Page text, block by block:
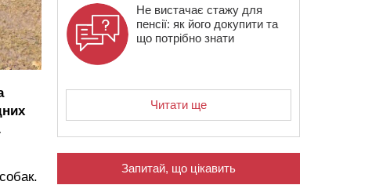
Не вистачає стажу для
пенсії: як його докупити та
що потрібно знати
Читати ще
Запитай, що цікавить